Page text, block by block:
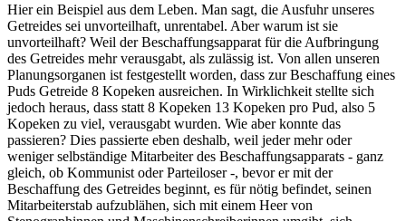
Hier ein Beispiel aus dem Leben. Man sagt, die Ausfuhr unseres
Getreides sei unvorteilhaft, unrentabel. Aber warum ist sie
unvorteilhaft? Weil der Beschaffungsapparat für die Aufbringung
des Getreides mehr verausgabt, als zulässig ist. Von allen unseren
Planungsorganen ist festgestellt worden, dass zur Beschaffung eines
Puds Getreide 8 Kopeken ausreichen. In Wirklichkeit stellte sich
jedoch heraus, dass statt 8 Kopeken 13 Kopeken pro Pud, also 5
Kopeken zu viel, verausgabt wurden. Wie aber konnte das
passieren? Dies passierte eben deshalb, weil jeder mehr oder
weniger selbständige Mitarbeiter des Beschaffungsapparats - ganz
gleich, ob Kommunist oder Parteiloser -, bevor er mit der
Beschaffung des Getreides beginnt, es für nötig befindet, seinen
Mitarbeiterstab aufzublähen, sich mit einem Heer von